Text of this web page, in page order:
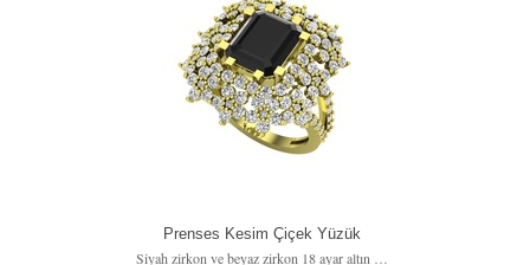
Prenses Kesim Çiçek Yüzük